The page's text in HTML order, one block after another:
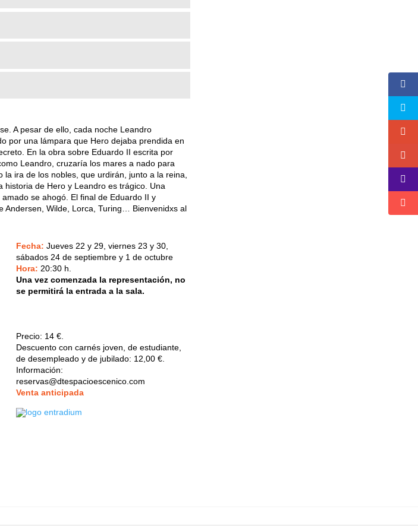
A pesar de ello, cada noche Leandro
por una lámpara que Hero dejaba prendida en
En la obra sobre Eduardo II escrita por
Leandro, cruzaría los mares a nado para
ira de los nobles, que urdirán, junto a la reina,
de Hero y Leandro es trágico. Una
se ahogó. El final de Eduardo II y
Andersen, Wilde, Lorca, Turing… Bienvenidxs al
Fecha:Jueves 22 y 29, viernes 23 y 30,
sábados 24 de septiembre y 1 de octubre
Hora: 20:30 h.
Una vez comenzada la representación, no
se permitirá la entrada a la sala.
Precio: 14 €.
Descuento con carnés joven, de estudiante,
de desempleado y de jubilado: 12,00 €.
Información:
reservas@dtespacioescenico.com
Venta anticipada